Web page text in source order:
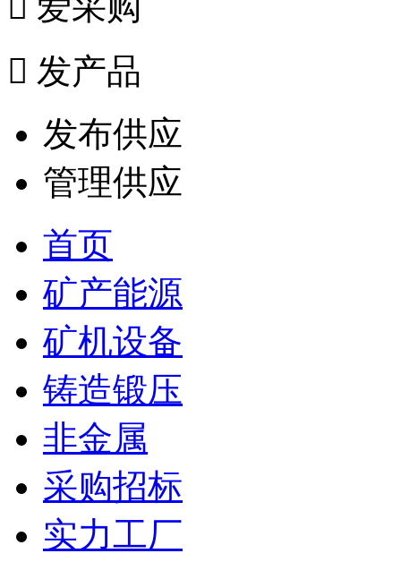
 发产品
发布供应
管理供应
首页
矿产能源
矿机设备
铸造锻压
非金属
采购招标
实力工厂